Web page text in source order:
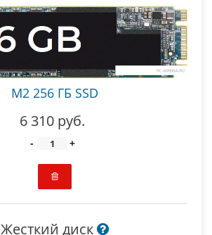
M2 256 ГБ SSD
6 310 руб.
- +
Жесткий диск